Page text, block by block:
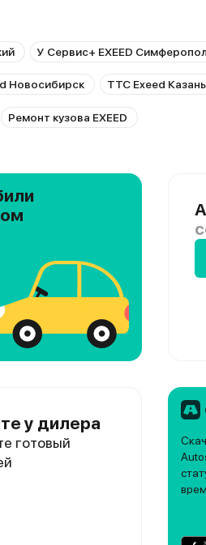
У Сервис+ EXEED
Новосибирск ТТС Exeed Казань
Ремонт кузова EXEED
у дилера
готовый